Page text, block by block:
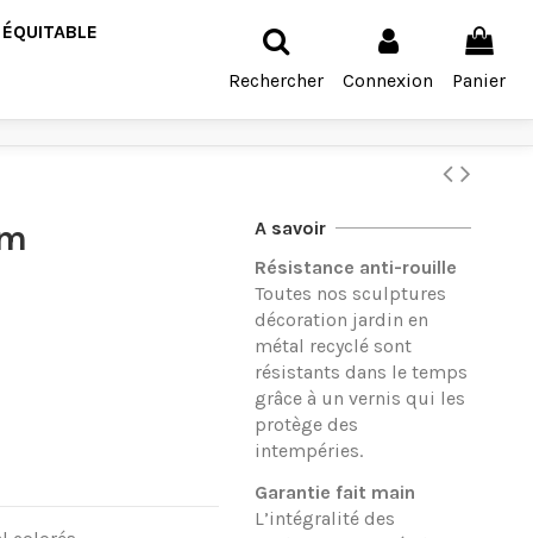
Rechercher Connexion Panier
A savoir
Résistance anti-rouille
Toutes nos sculptures
décoration jardin en
métal recyclé sont
résistants dans le temps
grâce à un vernis qui les
protège des
intempéries.
Garantie fait main
L’intégralité des